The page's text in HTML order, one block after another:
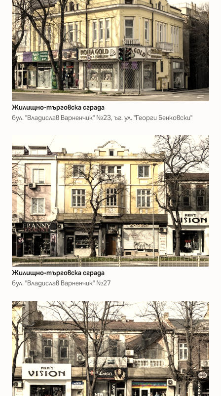
Жилищно-търговска сграда
бул. "Владислав Варненчик" №23, ъг. ул. "Георги Бенковски"
Жилищно-търговска сграда
бул. "Владислав Варненчик" №27